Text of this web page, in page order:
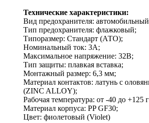
Технические характеристики:
Вид предохранителя:
Тип предохранителя: флажковый;
Типоразмер: Стандарт (АТО);
Номинальный ток: 3А;
Максимальное напряжение: 32В;
Тип защиты: плавкая вставка;
Монтажный размер: 6,3 мм;
Материал контактов: латунь с
(ZINC ALLOY);
Рабочая температура: от -40 до +125
Материал корпуса: PP GF30;
Цвет: фиолетовый (Violet)